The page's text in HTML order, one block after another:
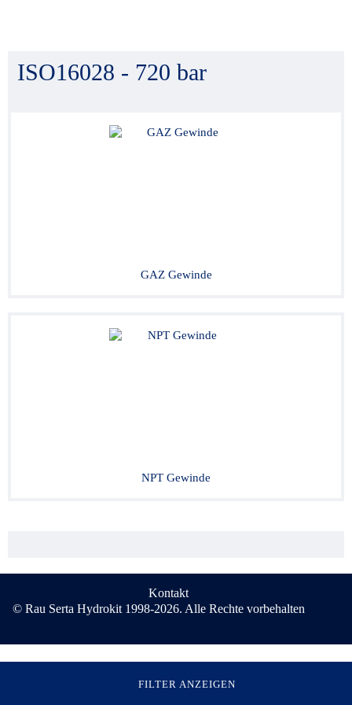
ISO16028 - 720 bar
GAZ Gewinde
NPT Gewinde
FILTER ANZEIGEN
Kontakt
© Rau Serta Hydrokit 1998-2026. Alle Rechte vorbehalten